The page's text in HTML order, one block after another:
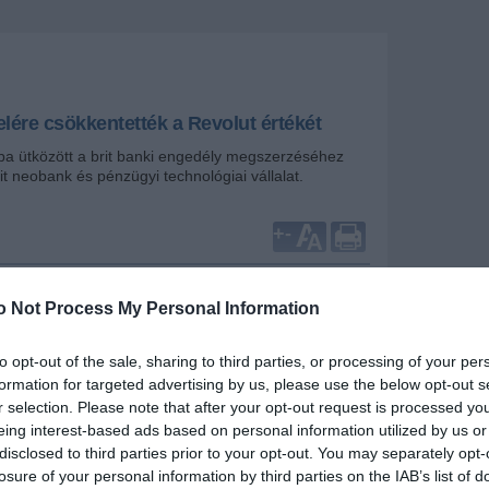
Not Process My Personal Information
opt-out of the sale, sharing to third parties, or processing of your
for targeted advertising by us, please use the below opt-out
selection. Please note that after your opt-out request is processed
interest-based ads based on personal information utilized by us
to third parties prior to your opt-out. You may separately
of your personal information by third parties on the IAB’s list of
csökkentették a Revolut értékét
ütközött a brit banki engedély megszerzéséhez
neobank és pénzügyi technológiai vállalat.
+-
nevű fintech vállalkozásban lévő
értékét - derült ki a Finextra
a brit banki engedélyt.
a Revolutban lévő 7 millió fontos részesedésének
tavaly márciusi 91,3 millió fontos értékről idén
alacsonyabb, 54,5 millió fontos értékre
értékelés a Molten Ventures számára
áll, amelyet a technológiai részvények eladása